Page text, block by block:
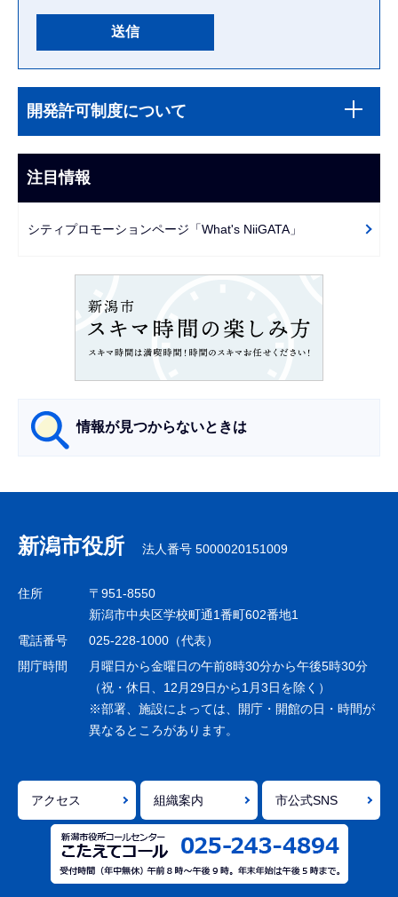
文
こ
ま
で
ブ
ビ
ー
開発許可制度について
注目情報
シティプロモーションページ「What's NiiGATA」
情報が見つからないときは
ナ
ビ
ゲ
シ
ョ
で
新潟市役所 法人番号 5000020151009
住所
〒951-8550
新潟市中央区学校町通1番町602番地1
電話番号
025-228-1000（代表）
開庁時間
月曜日から金曜日の午前8時30分から午後5時30分
（祝・休日、12月29日から1月3日を除く）
※部署、施設によっては、開庁・開館の日・時間が
異なるところがあります。
アクセス 組織案内 市公式SNS